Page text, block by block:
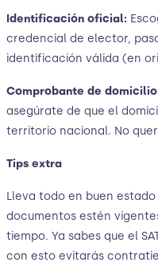
Identificación oficial:
credencial de elector,
identificación válida (en
Comprobante de
asegúrate de que el
territorio nacional. No
Tips extra
Lleva todo en buen
documentos estén
tiempo. Ya sabes que el
con esto evitarás